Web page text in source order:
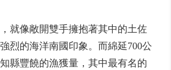
就像敞開雙手擁抱著其中的土佐
烈的海洋南國印象。而綿延700公
縣豐饒的漁獲量，其中最有名的